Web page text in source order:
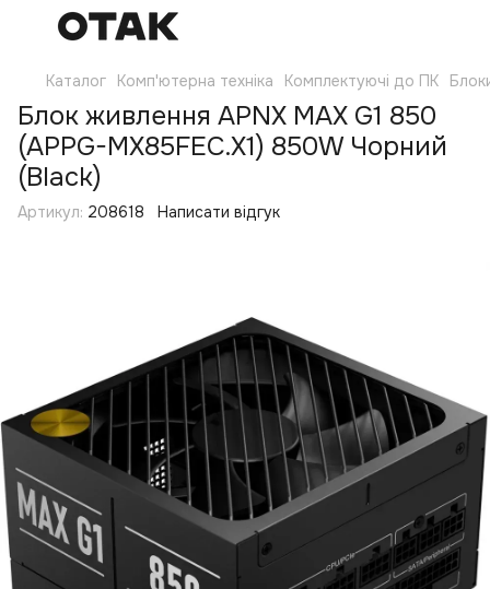
Каталог Комп'ютерна техніка Комплектуючі до ПК
Блок живлення APNX MAX G1 850
(APPG-MX85FEC.X1) 850W Чорний
(Black)
Артикул: 208618 Написати відгук